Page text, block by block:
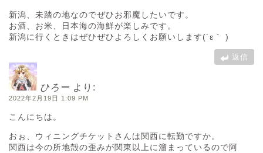
新潟、未踏の地なのでぜひお邪魔したいです。
お酒、お米、日本海の海鮮が楽しみです。
新潟に行くときはぜひぜひよろしくお願いします(´ε｀ )
返信
ひろー より:
2022年2月19日 1:09 PM
こんにちは。
おぉ、ウィニングチケットさんは関西に転勤ですか。
関西は今の所地殻の歪みが関東以上に溜まっているので阿